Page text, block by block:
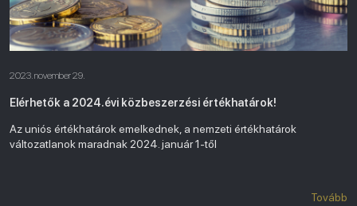
2023. november 29.
Elérhetők a 2024.évi közbeszerzési értékhatárok!
Az uniós értékhatárok emelkednek, a nemzeti értékhatárok
változatlanok maradnak 2024. január 1-től
Tovább